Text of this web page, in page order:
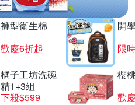
褲型衛生棉
歡慶6折起
開
限
橘子工坊洗碗
精1+3組
下殺$599
櫻
歡